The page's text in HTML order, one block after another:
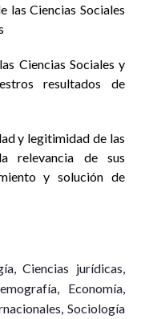
las Ciencias Sociales
Ciencias Sociales y
resultados de
y legitimidad de las
relevancia de sus
y solución de
Ciencias jurídicas,
Economía,
Sociología